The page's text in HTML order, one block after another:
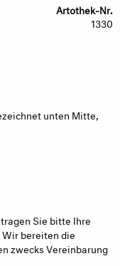
Artothek-Nr.
1330
unten Mitte,
Sie bitte Ihre
bereiten die
zwecks Vereinbarung